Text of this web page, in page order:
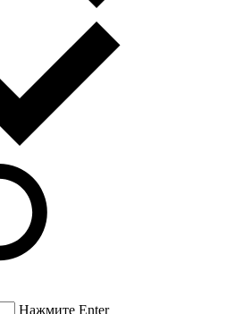
Нажмите Enter